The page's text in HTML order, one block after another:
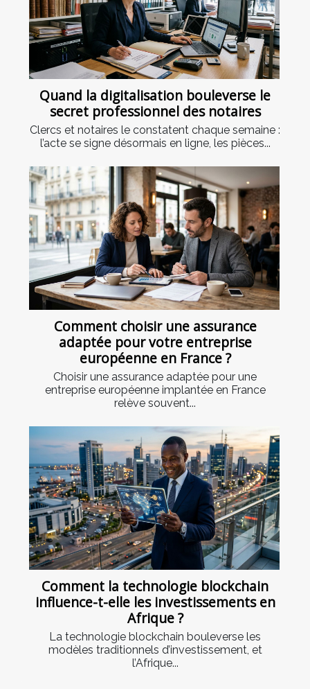
Quand la digitalisation bouleverse le
secret professionnel des notaires
Clercs et notaires le constatent chaque semaine :
l’acte se signe désormais en ligne, les pièces...
Comment choisir une assurance
adaptée pour votre entreprise
européenne en France ?
Choisir une assurance adaptée pour une
entreprise européenne implantée en France
relève souvent...
Comment la technologie blockchain
influence-t-elle les investissements en
Afrique ?
La technologie blockchain bouleverse les
modèles traditionnels d’investissement, et
l’Afrique...